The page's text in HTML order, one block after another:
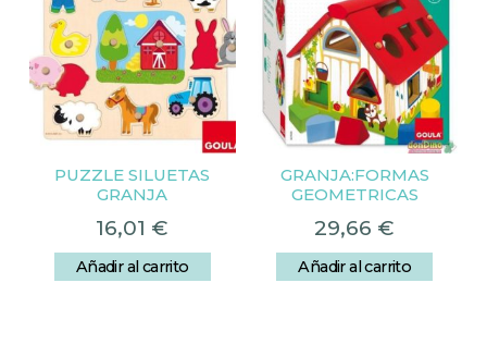
PUZZLE SILUETAS
GRANJA
16,01 €
Añadir al carrito
GRANJA:FORMAS
GEOMETRICAS
29,66 €
Añadir al carrito